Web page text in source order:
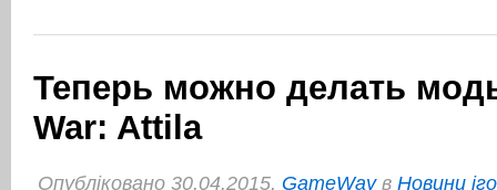
Теперь можно делать
War: Attila
Опубліковано 30.04.2015, GameWayв Новини